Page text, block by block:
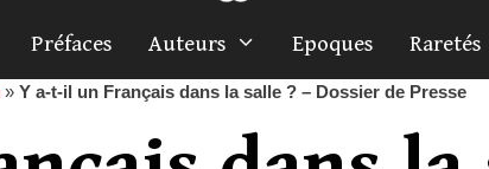
Préfaces Auteurs Epoques Raretés
» Y a-t-il un Français dans la salle ? – Dossier de Presse